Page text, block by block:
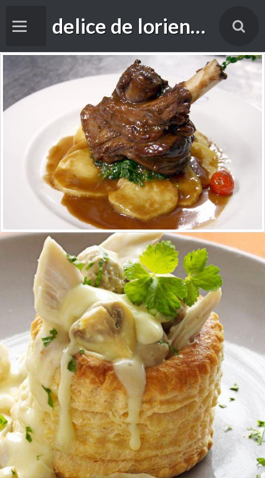
delice de lorient foade
Accueil
Livre d'or
cuisine
Vidéos
Contact
Forums de discussion